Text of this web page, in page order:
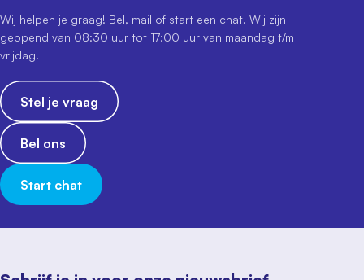
Wij helpen je graag! Bel, mail of start een chat. Wij zijn
geopend van 08:30 uur tot 17:00 uur van maandag t/m
vrijdag.
Stel je vraag
Bel ons
Start chat